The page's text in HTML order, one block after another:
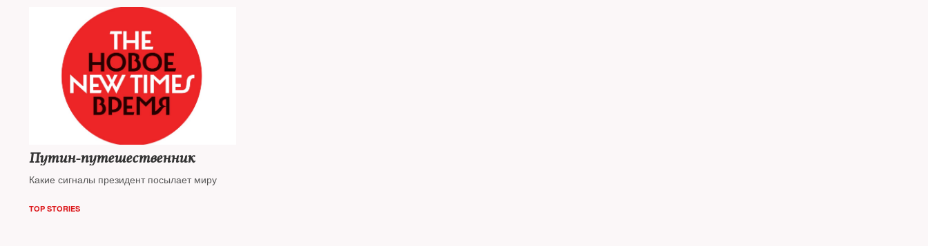
Путин-путешественник
Какие сигналы президент посылает миру
TOP STORIES